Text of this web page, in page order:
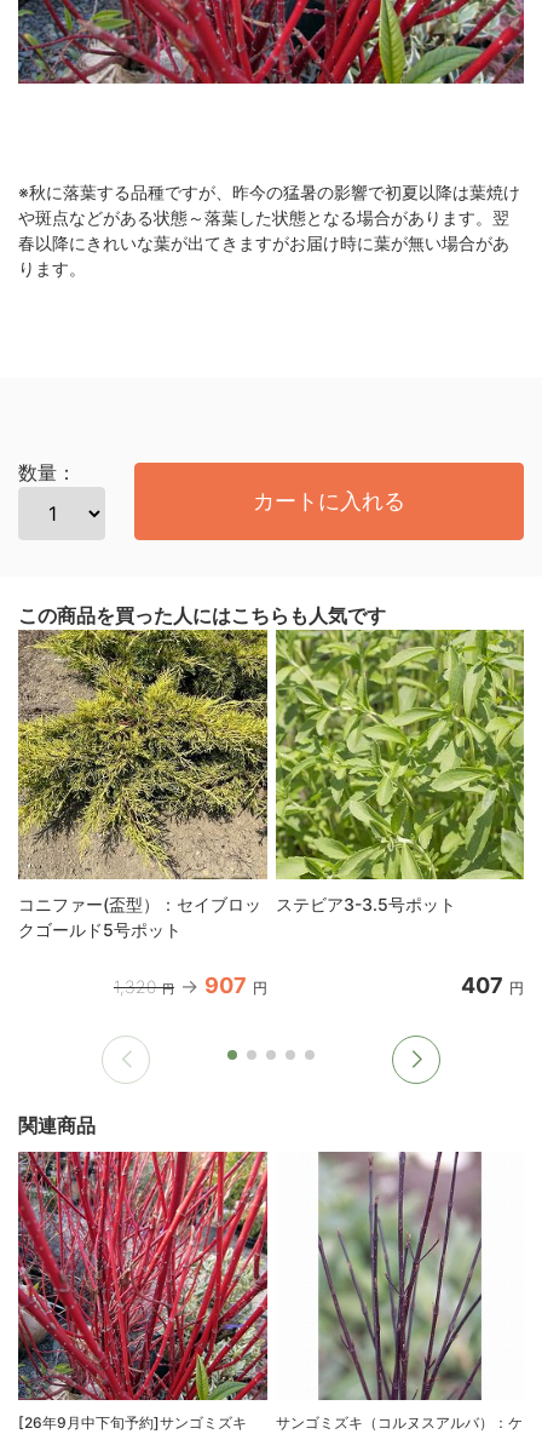
※秋に落葉する品種ですが、昨今の猛暑の影響で初夏以降は葉焼け
や斑点などがある状態～落葉した状態となる場合があります。翌
春以降にきれいな葉が出てきますがお届け時に葉が無い場合があ
ります。
数量：
カートに入れる
この商品を買った人にはこちらも人気です
コニファー(盃型）：セイブロッ
クゴールド5号ポット
1,320 円 907 円
ステビア3-3.5号ポット
407 円
関連商品
[26年9月中下旬予約]サンゴミズキ
サンゴミズキ（コルヌスアルバ）：ケ